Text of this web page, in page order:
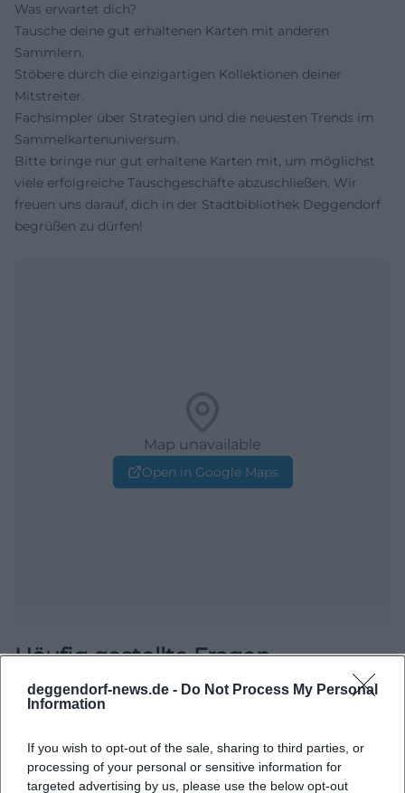
deggendorf-news.de - Do Not Process My Personal
Information
If you wish to opt-out of the sale, sharing to third parties, or
processing of your personal or sensitive information for
targeted advertising by us, please use the below opt-out
Was erwartet dich?
Tausche deine gut erhaltenen Karten mit anderen
Sammlern.
Stöbere durch die einzigartigen Kollektionen deiner
Mitstreiter.
Fachsimpler über Strategien und die neuesten Trends im
Sammelkartenuniversum.
Bitte bringe nur gut erhaltene Karten mit, um möglichst
viele erfolgreiche Tauschgeschäfte abzuschließen. Wir
freuen uns darauf, dich in der Stadtbibliothek Deggendorf
begrüßen zu dürfen!
Map unavailable
Open in Google Maps
Häufig gestellte Fragen
Wo befindet sich die Stadtbibliothek?